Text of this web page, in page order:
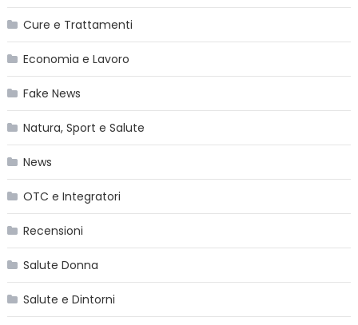
Cure e Trattamenti
Economia e Lavoro
Fake News
Natura, Sport e Salute
News
OTC e Integratori
Recensioni
Salute Donna
Salute e Dintorni